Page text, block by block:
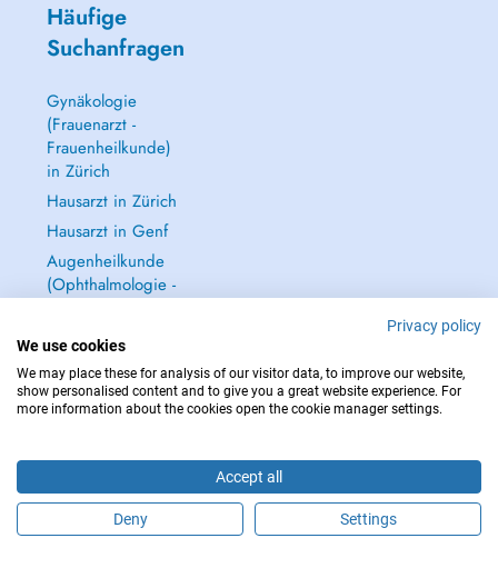
Häufige
Suchanfragen
Gynäkologie
(Frauenarzt -
Frauenheilkunde)
in Zürich
Hausarzt in Zürich
Hausarzt in Genf
Augenheilkunde
(Ophthalmologie -
IM NOTFALL WENDEN SIE SICH AN : 144
Copyright © 2026 - DOCTENA Switzerland GmbH - Hagenholzstrasse 81a, 8050
Zürich, Switzerland
Privacy policy
We use cookies
We may place these for analysis of our visitor data, to improve our website,
show personalised content and to give you a great website experience. For
more information about the cookies open the cookie manager settings.
Accept all
Deny Settings